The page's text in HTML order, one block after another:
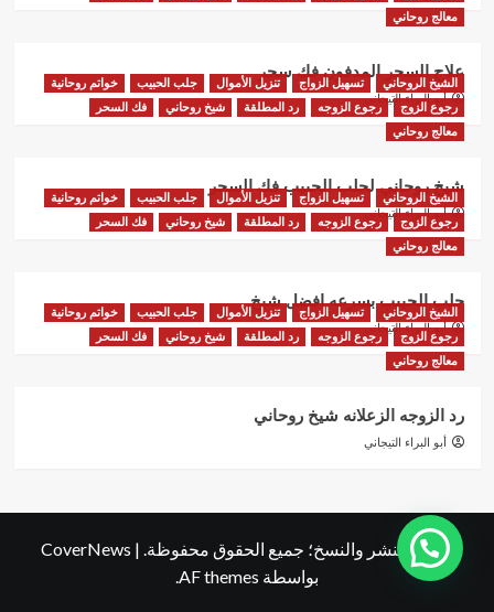
معالج روحاني
علاج السحر المدفون فك سحر
أبو البراء التيجاني
الشيخ الروحاني تسهيل الزواج تنزيل الأموال جلب الحبيب
خواتم روحانية
رجوع الزوج
رجوع الزوجه رد المطلقة شيخ روحاني
فك السحر
معالج روحاني
شيخ روحاني لجلب الحبيب فك السحر
أبو البراء التيجاني
الشيخ الروحاني تسهيل الزواج تنزيل الأموال جلب الحبيب
خواتم روحانية
رجوع الزوج
رجوع الزوجه رد المطلقة شيخ روحاني
فك السحر
معالج روحاني
جلب الحبيب بسرعه افضل شيخ
أبو البراء التيجاني
الشيخ الروحاني تسهيل الزواج تنزيل الأموال جلب الحبيب
خواتم روحانية
رجوع الزوج
رجوع الزوجه رد المطلقة شيخ روحاني
فك السحر
معالج روحاني
رد الزوجه الزعلانه شيخ روحاني
أبو البراء التيجاني
حقوق النشر والنسخ؛ جميع الحقوق محفوظة. |
CoverNews
بواسطة AF themes.